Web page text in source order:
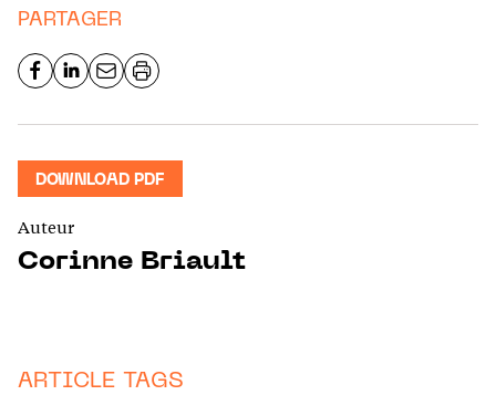
PARTAGER
DOWNLOAD PDF
Auteur
Corinne Briault
ARTICLE TAGS